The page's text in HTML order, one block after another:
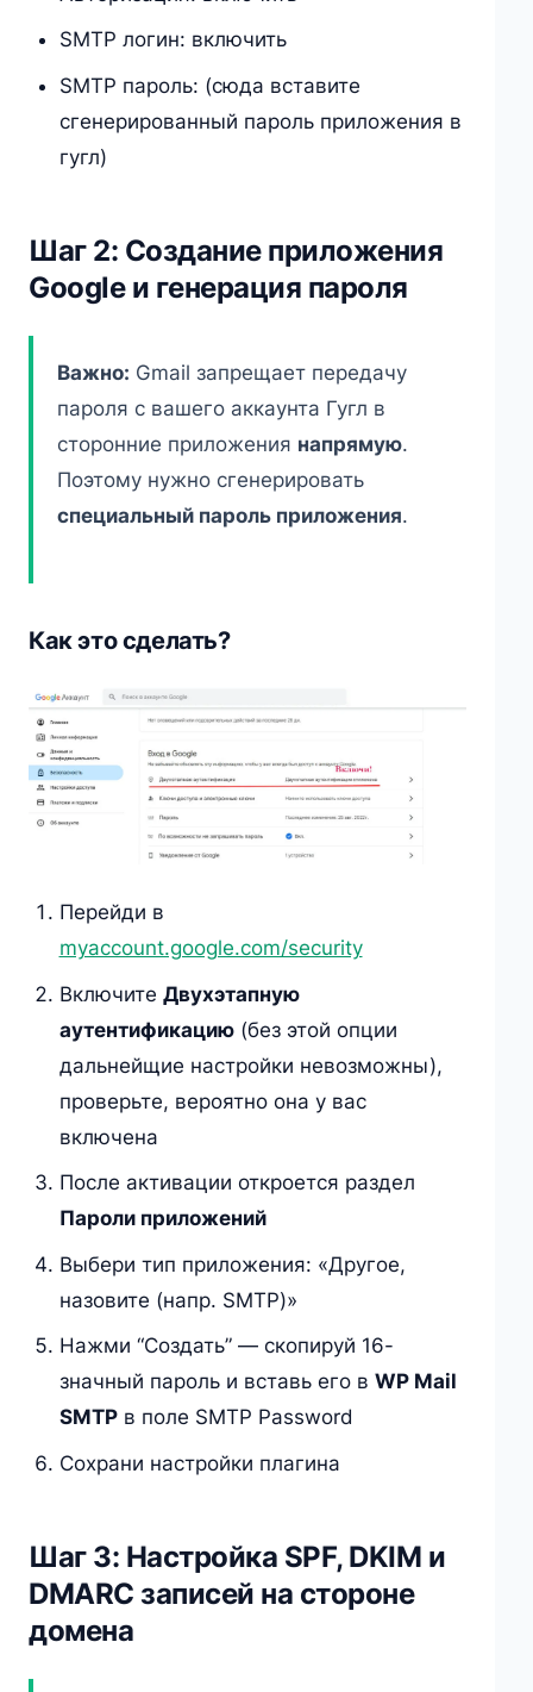
SMTP логин: включить
SMTP пароль: (сюда вставите
сгенерированный пароль приложения в
гугл)
Шаг 2: Создание приложения
Google и генерация пароля
Важно: Gmail запрещает передачу
пароля с вашего аккаунта Гугл в
сторонние приложения напрямую.
Поэтому нужно сгенерировать
специальный пароль приложения.
Как это сделать?
Перейди в
myaccount.google.com/security
Включите Двухэтапную
аутентификацию(без этой опции
дальнейщие настройки невозможны),
проверьте, вероятно она у вас
включена
После активации откроется раздел
Пароли приложений
Выбери тип приложения: «Другое,
назовите (напр. SMTP)»
Нажми “Создать” — скопируй 16-
значный пароль и вставь его в WP Mail
SMTPв поле SMTP Password
Сохрани настройки плагина
Шаг 3: Настройка SPF, DKIM и
DMARC записей на стороне
домена